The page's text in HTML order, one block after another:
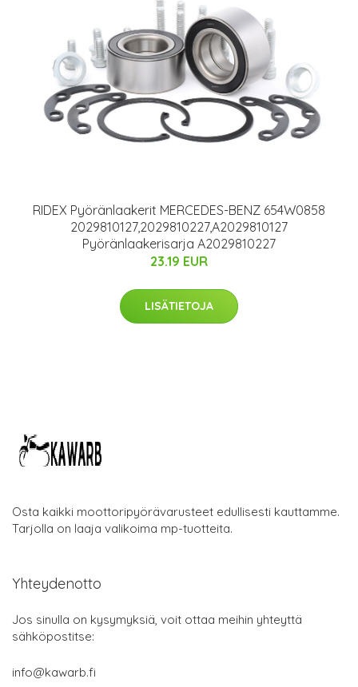
RIDEX Pyöränlaakerit MERCEDES-BENZ 654W0858
2029810127,2029810227,A2029810127
Pyöränlaakerisarja A2029810227
23.19 EUR
LISÄTIETOJA
Osta kaikki moottoripyörävarusteet edullisesti kauttamme.
Tarjolla on laaja valikoima mp-tuotteita.
Yhteydenotto
Jos sinulla on kysymyksiä, voit ottaa meihin yhteyttä
sähköpostitse:
info@kawarb.fi